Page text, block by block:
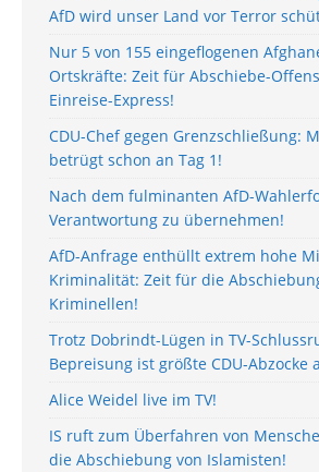
AfD wird unser Land vor Terror
Nur 5 von 155 eingeflogenen
Ortskräfte: Zeit für Abschiebe-
Einreise-Express!
CDU-Chef gegen Grenzschließung:
betrügt schon an Tag 1!
Nach dem fulminanten AfD-
Verantwortung zu übernehmen!
AfD-Anfrage enthüllt extrem hohe
Kriminalität: Zeit für die
Kriminellen!
Trotz Dobrindt-Lügen in TV-
Bepreisung ist größte CDU-Abzocke
Alice Weidel live im TV!
IS ruft zum Überfahren von
die Abschiebung von Islamisten!